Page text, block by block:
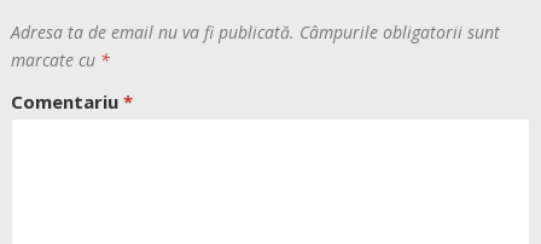
Adresa ta de email nu va fi publicată. Câmpurile obligatorii sunt
marcate cu *
Comentariu *